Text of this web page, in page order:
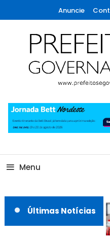
To
Content
Anuncie
Prefeitos &
Menu
Últimas Notícias